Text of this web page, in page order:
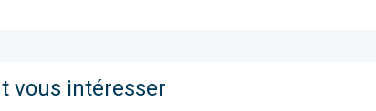
vous intéresser